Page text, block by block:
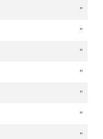
''
''
''
''
''
''
''
+ 01:02
''
+ 01:06
+ 01:09
+ 01:10
''
+ 01:11